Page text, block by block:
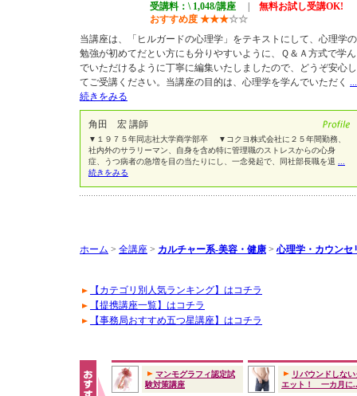
受講料：\ 1,048/講座
無料お試し受講OK!
おすすめ度 ★★★☆☆
当講座は、「ヒルガードの心理学」をテキストにして、心理学の
勉強が初めてだとい方にも分りやすいように、Ｑ＆Ａ方式で学ん
でいただけるように丁寧に編集いたしましたので、どうぞ安心し
てご受講ください。当講座の目的は、心理学を学んでいただく ...
続きをみる
角田 宏 講師
▼１９７５年同志社大学商学部卒 ▼コクヨ株式会社に２５年間勤務、
社内外のサラリーマン、自身を含め特に管理職のストレスからの心身
症、うつ病者の急増を目の当たりにし、一念発起で、同社部長職を退
続きをみる
ホーム > 全講座 > カルチャー系-美容・健康 >心理学・カウンセ
【カテゴリ別人気ランキング】はコチラ
【提携講座一覧】はコチラ
【事務局おすすめ五つ星講座】はコチラ
マンモグラフィ認定試
験対策講座
リバウンドしな
エット！ 一カ月に